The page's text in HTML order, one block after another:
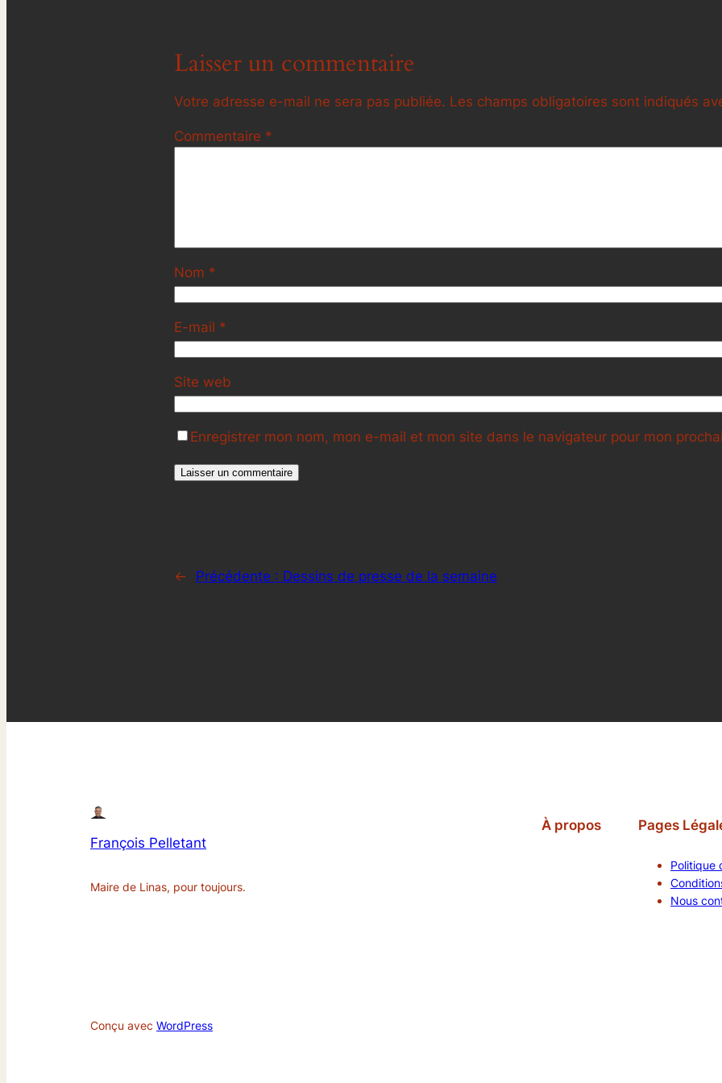
Laisser un commentaire
Votre adresse e-mail ne sera pas publiée. Les champs obligatoires sont indiqués
Commentaire *
Nom *
E-mail *
Site web
Enregistrer mon nom, mon e-mail et mon site dans le navigateur pour mon
← Précédente : Dessins de presse de la semaine
François Pelletant
Maire de Linas, pour toujours.
À propos Pages
Politique
Nous
Conçu avec WordPress